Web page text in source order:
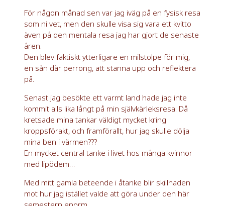
För någon månad sen var jag iväg på en fysisk resa
som ni vet, men den skulle visa sig vara ett kvitto
även på den mentala resa jag har gjort de senaste
åren.
Den blev faktiskt ytterligare en milstolpe för mig,
en sån där perrong, att stanna upp och reflektera
på.
Senast jag besökte ett varmt land hade jag inte
kommit alls lika långt på min självkärleksresa. Då
kretsade mina tankar väldigt mycket kring
kroppsförakt, och framförallt, hur jag skulle dölja
mina ben i värmen???
En mycket central tanke i livet hos många kvinnor
med lipödem…
Med mitt gamla beteende i åtanke blir skillnaden
mot hur jag istället valde att göra under den här